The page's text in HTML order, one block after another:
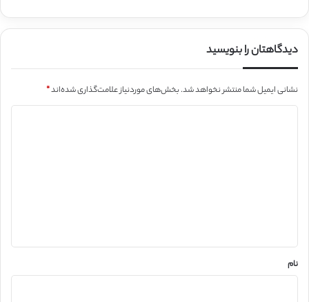
دیدگاهتان را بنویسید
نشانی ایمیل شما منتشر نخواهد شد.بخش‌های موردنیاز علامت‌گذاری شده‌اند*
نام